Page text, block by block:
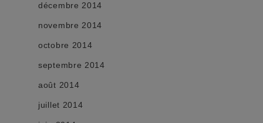
décembre 2014
novembre 2014
octobre 2014
septembre 2014
août 2014
juillet 2014